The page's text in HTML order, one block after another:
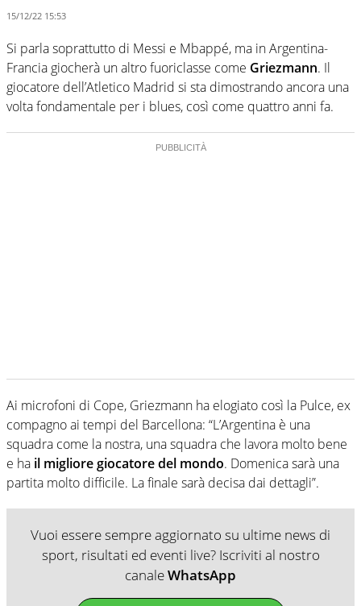
15/12/22 15:53
Si parla soprattutto di Messi e Mbappé, ma in Argentina-
Francia giocherà un altro fuoriclasse come Griezmann. Il
giocatore dell’Atletico Madrid si sta dimostrando ancora una
volta fondamentale per i blues, così come quattro anni fa.
Ai microfoni di Cope, Griezmann ha elogiato così la Pulce, ex
compagno ai tempi del Barcellona: “L’Argentina è una
squadra come la nostra, una squadra che lavora molto bene
e ha il migliore giocatore del mondo. Domenica sarà una
partita molto difficile. La finale sarà decisa dai dettagli”.
Vuoi essere sempre aggiornato su ultime news di
sport, risultati ed eventi live? Iscriviti al nostro
canaleWhatsApp